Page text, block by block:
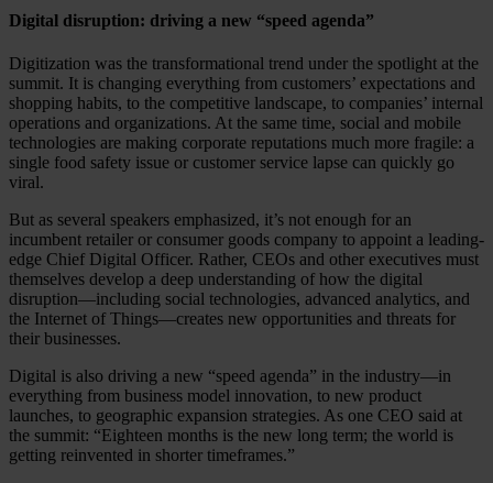
Digital disruption: driving a new “speed agenda”
Digitization was the transformational trend under the spotlight at the
summit. It is changing everything from customers’ expectations and
shopping habits, to the competitive landscape, to companies’ internal
operations and organizations. At the same time, social and mobile
technologies are making corporate reputations much more fragile: a
single food safety issue or customer service lapse can quickly go
viral.
But as several speakers emphasized, it’s not enough for an
incumbent retailer or consumer goods company to appoint a leading-
edge Chief Digital Officer. Rather, CEOs and other executives must
themselves develop a deep understanding of how the digital
disruption—including social technologies, advanced analytics, and
the Internet of Things—creates new opportunities and threats for
their businesses.
Digital is also driving a new “speed agenda” in the industry—in
everything from business model innovation, to new product
launches, to geographic expansion strategies. As one CEO said at
the summit: “Eighteen months is the new long term; the world is
getting reinvented in shorter timeframes.”